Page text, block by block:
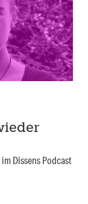
Dissens Podcast